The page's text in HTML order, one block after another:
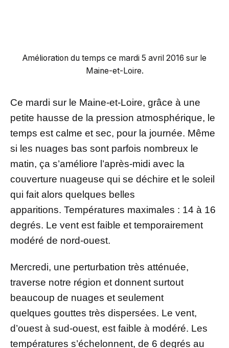
Amélioration du temps ce mardi 5 avril 2016 sur le
Maine-et-Loire.
Ce mardi sur le Maine-et-Loire, grâce à une
petite hausse de la pression atmosphérique, le
temps est calme et sec, pour la journée. Même
si les nuages bas sont parfois nombreux le
matin, ça s’améliore l’après-midi avec la
couverture nuageuse qui se déchire et le soleil
qui fait alors quelques belles
apparitions. Températures maximales : 14 à 16
degrés. Le vent est faible et temporairement
modéré de nord-ouest.
Mercredi, une perturbation très atténuée,
traverse notre région et donnent surtout
beaucoup de nuages et seulement
quelques gouttes très dispersées. Le vent,
d’ouest à sud-ouest, est faible à modéré. Les
températures s’échelonnent, de 6 degrés au